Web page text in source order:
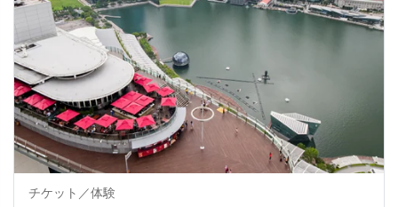
チケット／体験